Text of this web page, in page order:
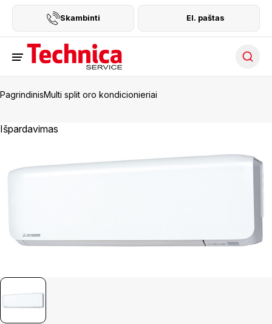
Skambinti El. paštas
PagrindinisMulti split oro kondicionieriai
Išpardavimas